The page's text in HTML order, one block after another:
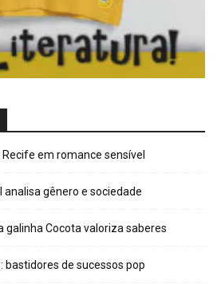
em romance sensível
analisa gênero e sociedade
galinha Cocota valoriza saberes
bastidores de sucessos pop